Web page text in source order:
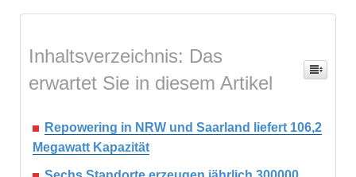
Inhaltsverzeichnis: Das
erwartet Sie in diesem Artikel
Repowering in NRW und Saarland liefert 106,2
Megawatt Kapazität